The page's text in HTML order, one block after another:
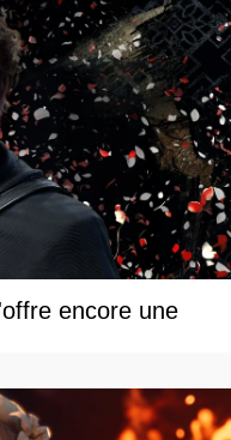
encore une